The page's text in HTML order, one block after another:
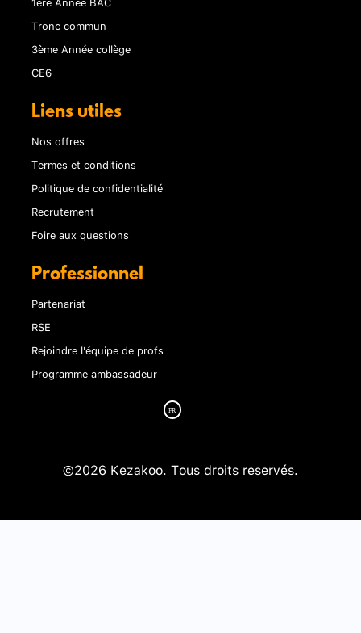
Tronc commun
3ème Année collège
CE6
Liens utiles
Nos offres
Termes et conditions
Politique de confidentialité
Recrutement
Foire aux questions
Professionnel
Partenariat
RSE
Rejoindre l'équipe de profs
Programme ambassadeur
©2026 Kezakoo. Tous droits reservés.